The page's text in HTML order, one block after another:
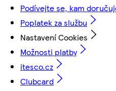
Podívejte se, kam
Poplatek za službu
Nastavení Cookies
Možnosti platby
itesco.cz
Clubcard